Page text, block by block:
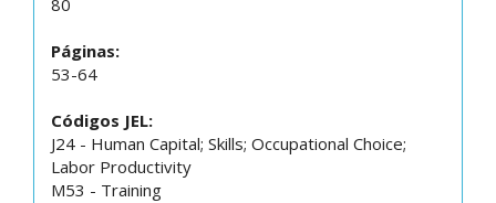
80
Páginas:
53-64
Códigos JEL:
J24 - Human Capital; Skills; Occupational Choice;
Labor Productivity
M53 - Training